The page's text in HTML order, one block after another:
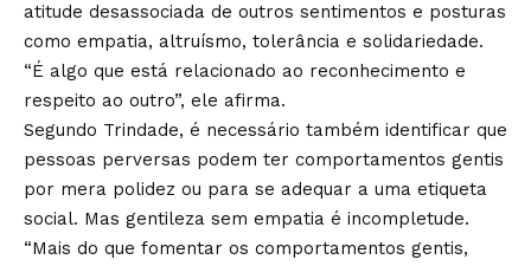
atitude desassociada de outros sentimentos e posturas
como empatia, altruísmo, tolerância e solidariedade.
“É algo que está relacionado ao reconhecimento e
respeito ao outro”, ele afirma.
Segundo Trindade, é necessário também identificar que
pessoas perversas podem ter comportamentos gentis
por mera polidez ou para se adequar a uma etiqueta
social. Mas gentileza sem empatia é incompletude.
“Mais do que fomentar os comportamentos gentis,